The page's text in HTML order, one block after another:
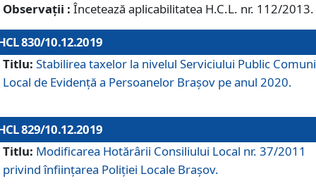
Observații : Încetează aplicabilitatea H.C.L. nr. 112/2013.
830/10.12.2019
Titlu: Stabilirea taxelor la nivelul Serviciului Public
Local de Evidenţă a Persoanelor Braşov pe anul 2020.
829/10.12.2019
Titlu: Modificarea Hotărârii Consiliului Local nr. 37/2011
privind înființarea Poliției Locale Brașov.